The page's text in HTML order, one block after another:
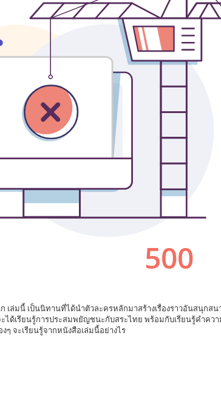
มนี้ เป็นนิทานที่ได้นำตัวละครหลักมาสร้างเรื่องราวอันสนุกสน
ด้เรียนรู้การประสมพยัญชนะกับสระไทย พร้อมกับเรียนรู้คำคว
จะเรียนรู้จากหนังสือเล่มนี้อย่างไร